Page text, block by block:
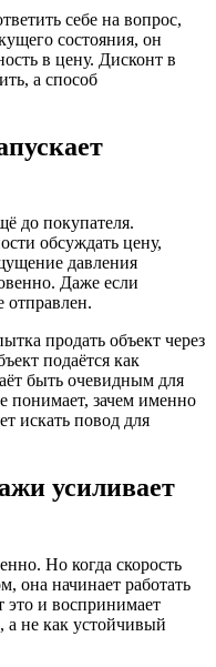
себе на вопрос,
состояния, он
в цену. Дисконт в
а способ
до покупателя.
обсуждать цену,
давления
Даже если
отправлен.
продать объект через
подаётся как
быть очевидным для
понимает, зачем именно
искать повод для
усиливает
Но когда скорость
она начинает работать
это и воспринимает
а не как устойчивый